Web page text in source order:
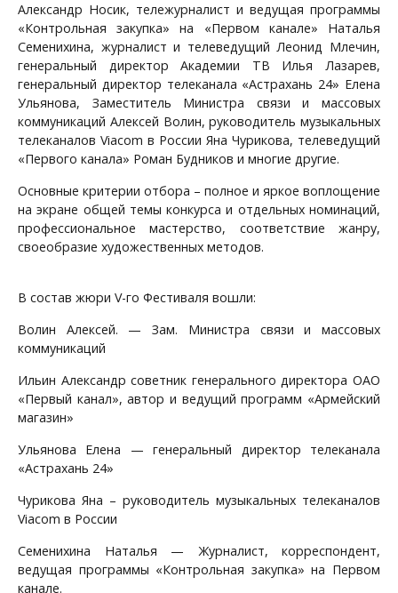
Александр Носик, тележурналист и ведущая программы
«Контрольная закупка» на «Первом канале» Наталья
Семенихина, журналист и телеведущий Леонид Млечин,
генеральный директор Академии ТВ Илья Лазарев,
генеральный директор телеканала «Астрахань 24» Елена
Ульянова, Заместитель Министра связи и массовых
коммуникаций Алексей Волин, руководитель музыкальных
телеканалов Viacom в России Яна Чурикова, телеведущий
«Первого канала» Роман Будников и многие другие.
Основные критерии отбора – полное и яркое воплощение
на экране общей темы конкурса и отдельных номинаций,
профессиональное мастерство, соответствие жанру,
своеобразие художественных методов.
В состав жюри V-го Фестиваля вошли:
Волин Алексей. — Зам. Министра связи и массовых
коммуникаций
Ильин Александр советник генерального директора ОАО
«Первый канал», автор и ведущий программ «Армейский
магазин»
Ульянова Елена — генеральный директор телеканала
«Астрахань 24»
Чурикова Яна – руководитель музыкальных телеканалов
Viacom в России
Семенихина Наталья — Журналист, корреспондент,
ведущая программы «Контрольная закупка» на Первом
канале.